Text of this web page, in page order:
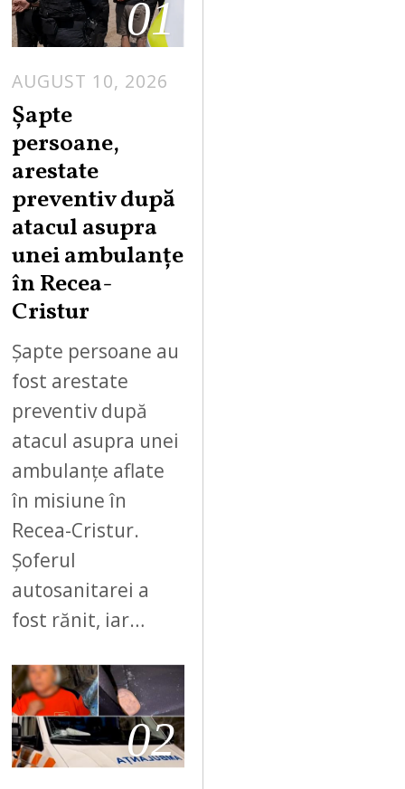
01
AUGUST 10, 2026
Șapte
persoane,
arestate
preventiv după
atacul asupra
unei ambulanțe
în Recea-
Cristur
Șapte persoane au
fost arestate
preventiv după
atacul asupra unei
ambulanțe aflate
în misiune în
Recea-Cristur.
Șoferul
autosanitarei a
fost rănit, iar…
02